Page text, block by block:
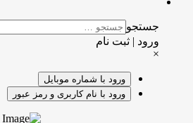
جستجو
ورود | ثبت نام
×
ورود با شماره موبایل
ورود با نام کاربری و رمز عبور